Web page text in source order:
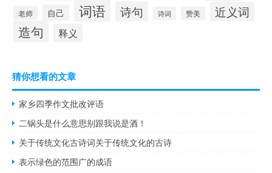
老师 自己 词语 诗句 诗词 赞美 近义词
造句 释义
猜你想看的文章
家乡四季作文批改评语
二锅头是什么意思别跟我说是酒！
关于传统文化古诗词关于传统文化的古诗
表示绿色的范围广的成语